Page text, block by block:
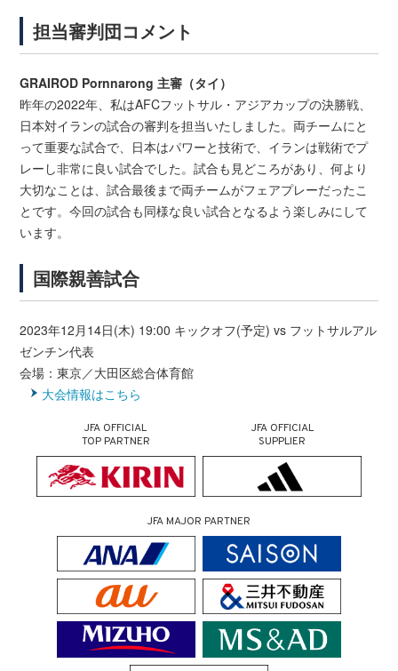
担当審判団コメント
GRAIROD Pornnarong 主審（タイ）
昨年の2022年、私はAFCフットサル・アジアカップの決勝戦、
日本対イランの試合の審判を担当いたしました。両チームにと
って重要な試合で、日本はパワーと技術で、イランは戦術でプ
レーし非常に良い試合でした。試合も見どころがあり、何より
大切なことは、試合最後まで両チームがフェアプレーだったこ
とです。今回の試合も同様な良い試合となるよう楽しみにして
います。
国際親善試合
2023年12月14日(木) 19:00 キックオフ(予定) vs フットサルアル
ゼンチン代表
会場：東京／大田区総合体育館
大会情報はこちら
JFA OFFICIAL
TOP PARTNER
JFA OFFICIAL
SUPPLIER
JFA MAJOR PARTNER